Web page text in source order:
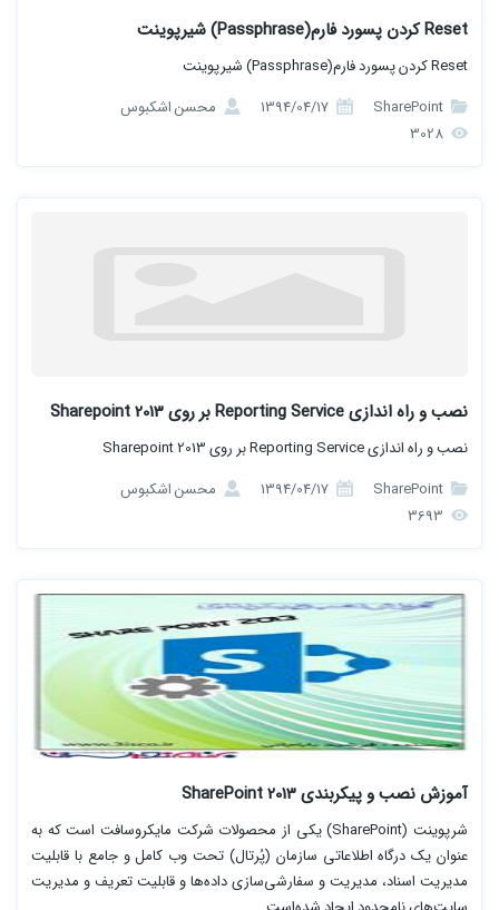
Reset کردن پسورد فارم(Passphrase) شیرپوینت
Reset کردن پسورد فارم(Passphrase) شیرپوینت
محسن اشکبوس
نصب و راه اندازی Reporting Service بر روی Sharepoint 2013
نصب و راه اندازی Reporting Service بر روی Sharepoint 2013
محسن اشکبوس
آموزش نصب و پیکربندی SharePoint 2013
شرپوینت (SharePoint) یکی از محصولات شرکت مایکروسافت است که به
عنوان یک درگاه اطلاعاتی سازمان (پُرتال) تحت وب کامل و جامع با قابلیت
مدیریت اسناد، مدیریت و سفارشی‌سازی داده‌ها و قابلیت تعریف و مدیریت